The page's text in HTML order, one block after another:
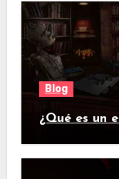
Blog
¿Qué es un